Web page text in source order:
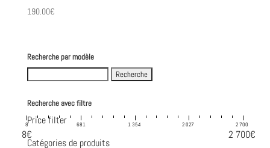
190.00€
Recherche par modèle
Recherche avec filtre
Price filter
8€
2 700€
8 681 1 354 2 027 2 700
Catégories de produits